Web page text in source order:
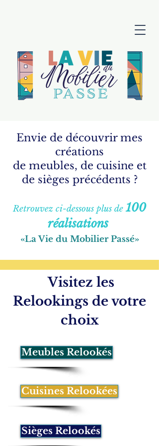
Envie de découvrir mes
créations
de meubles, de cuisine et
de sièges précédents ?
Retrouvez ci-dessous plus de 100
réalisations
«La Vie du Mobilier Passé»
Visitez les
Relookings de votre
choix
Meubles Relookés
Cuisines Relookées
Sièges Relookés